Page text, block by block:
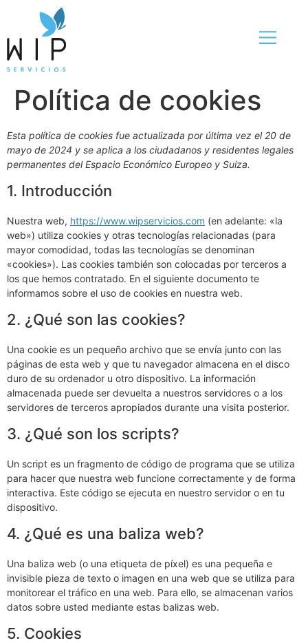
Política de cookies
Esta política de cookies fue actualizada por última vez el 20 de
mayo de 2024 y se aplica a los ciudadanos y residentes legales
permanentes del Espacio Económico Europeo y Suiza.
1. Introducción
Nuestra web, https://www.wipservicios.com (en adelante: «la
web») utiliza cookies y otras tecnologías relacionadas (para
mayor comodidad, todas las tecnologías se denominan
«cookies»). Las cookies también son colocadas por terceros a
los que hemos contratado. En el siguiente documento te
informamos sobre el uso de cookies en nuestra web.
2. ¿Qué son las cookies?
Una cookie es un pequeño archivo que se envía junto con las
páginas de esta web y que tu navegador almacena en el disco
duro de su ordenador u otro dispositivo. La información
almacenada puede ser devuelta a nuestros servidores o a los
servidores de terceros apropiados durante una visita posterior.
3. ¿Qué son los scripts?
Un script es un fragmento de código de programa que se utiliza
para hacer que nuestra web funcione correctamente y de forma
interactiva. Este código se ejecuta en nuestro servidor o en tu
dispositivo.
4. ¿Qué es una baliza web?
Una baliza web (o una etiqueta de píxel) es una pequeña e
invisible pieza de texto o imagen en una web que se utiliza para
monitorear el tráfico en una web. Para ello, se almacenan varios
datos sobre usted mediante estas balizas web.
5. Cookies